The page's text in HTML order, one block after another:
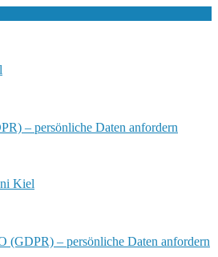
– persönliche Daten anfordern
Kiel
(GDPR) – persönliche Daten anfordern